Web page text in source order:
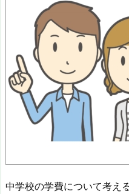
中学校の学費について考え